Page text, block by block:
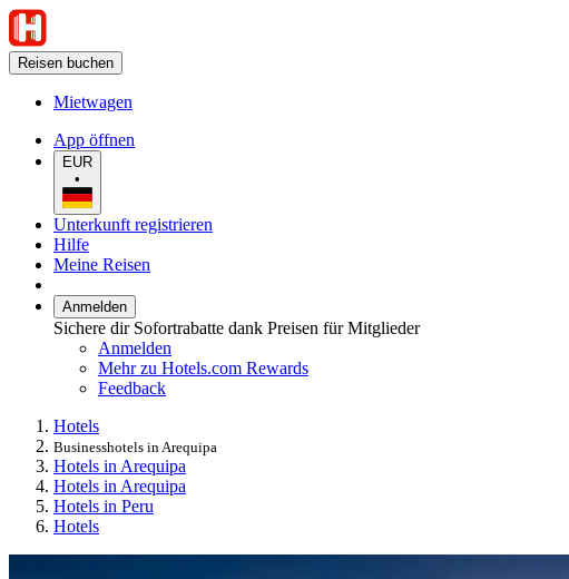
Reisen buchen
Mietwagen
App öffnen
EUR
•
Unterkunft registrieren
Hilfe
Meine Reisen
Anmelden
Sichere dir Sofortrabatte dank Preisen für Mitglieder
Anmelden
Mehr zu Hotels.com Rewards
Feedback
Hotels
Businesshotels in Arequipa
Hotels in Arequipa
Hotels in Arequipa
Hotels in Peru
Hotels